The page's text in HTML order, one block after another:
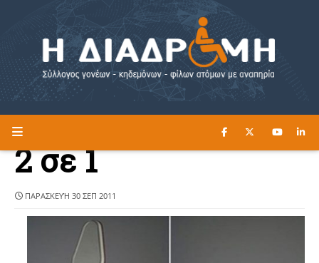
Η ΔΙΑΔΡΟΜΗ ΔΙΑΒΑΣΤΕ ΕΔΩ ►
2 σε 1
ΠΑΡΑΣΚΕΥΉ 30 ΣΕΠ 2011